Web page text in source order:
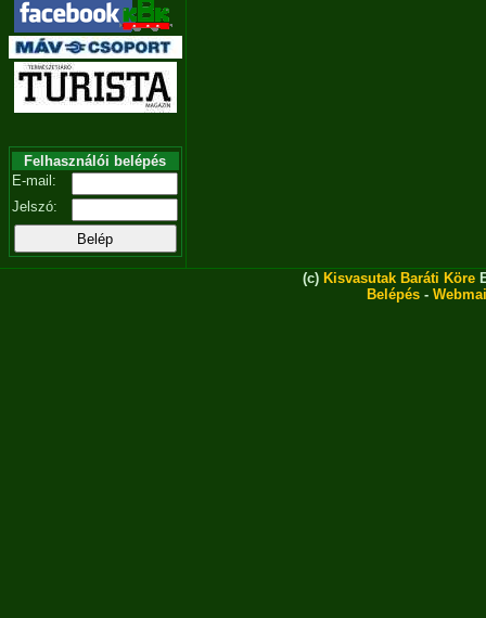
Felhasználói belépés
E-mail:
Jelszó:
(c) Kisvasutak Baráti Köre
Belépés -